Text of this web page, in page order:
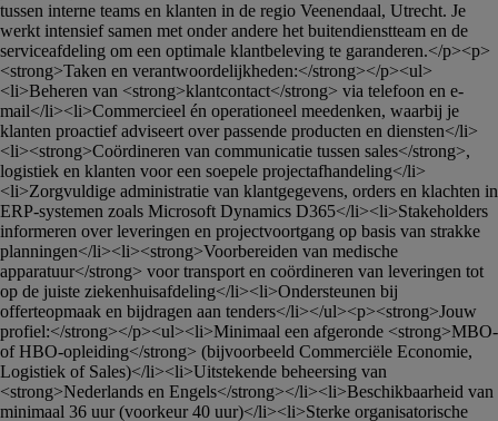
tussen interne teams en klanten in de regio Veenendaal, Utrecht. Je
werkt intensief samen met onder andere het buitendienstteam en de
serviceafdeling om een optimale klantbeleving te garanderen.</p><p>
<strong>Taken en verantwoordelijkheden:</strong></p><ul>
<li>Beheren van <strong>klantcontact</strong> via telefoon en e-
mail</li><li>Commercieel én operationeel meedenken, waarbij je
klanten proactief adviseert over passende producten en diensten</li>
<li><strong>Coördineren van communicatie tussen sales</strong>,
logistiek en klanten voor een soepele projectafhandeling</li>
<li>Zorgvuldige administratie van klantgegevens, orders en klachten in
ERP-systemen zoals Microsoft Dynamics D365</li><li>Stakeholders
informeren over leveringen en projectvoortgang op basis van strakke
planningen</li><li><strong>Voorbereiden van medische
apparatuur</strong> voor transport en coördineren van leveringen tot
op de juiste ziekenhuisafdeling</li><li>Ondersteunen bij
offerteopmaak en bijdragen aan tenders</li></ul><p><strong>Jouw
profiel:</strong></p><ul><li>Minimaal een afgeronde <strong>MBO-
of HBO-opleiding</strong> (bijvoorbeeld Commerciële Economie,
Logistiek of Sales)</li><li>Uitstekende beheersing van
<strong>Nederlands en Engels</strong></li><li>Beschikbaarheid van
minimaal 36 uur (voorkeur 40 uur)</li><li>Sterke organisatorische